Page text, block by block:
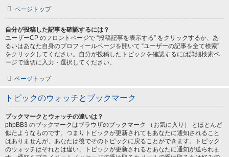
ページトップ
自分が投稿した記事を確認するには？
ユーザーCP のフロントページで “投稿記事を表示する” をクリックするか、あ
るいはあなた自身のプロフィールページを開いて “ユーザーの記事を全て検索”
をクリックしてください。自分が投稿したトピックを確認するには詳細検索ペ
ージで適切に入力・選択してください。
ページトップ
トピックのウォッチとブックマーク
ブックマークとウォッチの違いは？
phpBB3 のブックマークはブラウザのブックマーク （お気に入り） とほとんど
似たようなものです。つまりトピックが更新されてもあなたに通知されること
はありませんが、あなたは後でそのトピックに戻ることができます。トピック
のウォッチはそれとは違い、トピックが更新されるとあなたに通知が送られま